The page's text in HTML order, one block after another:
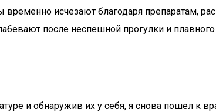
временно исчезают благодаря препаратам,
после неспешной прогулки и
и обнаружив их у себя, я снова пошел к